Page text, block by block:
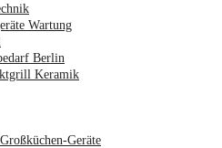
Wartung
Berlin
Keramik
Geräte